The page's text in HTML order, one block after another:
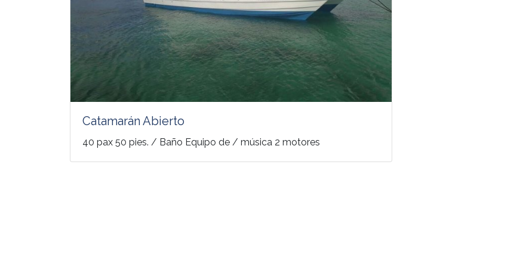
Catamarán Abierto
40 pax 50 pies. / Baño Equipo de / música 2 motores